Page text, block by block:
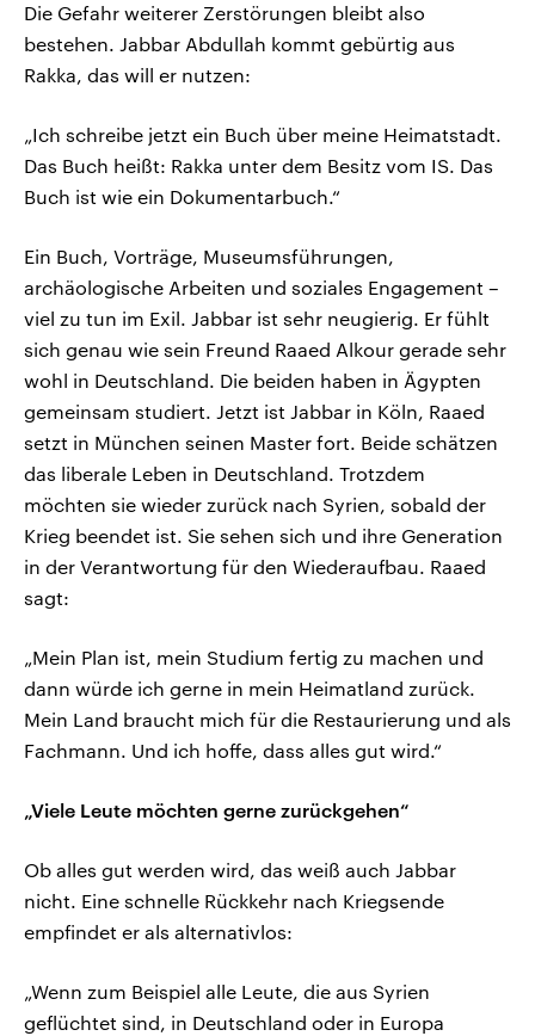
Die Gefahr weiterer Zerstörungen bleibt also
bestehen. Jabbar Abdullah kommt gebürtig aus
Rakka, das will er nutzen:
„Ich schreibe jetzt ein Buch über meine Heimatstadt.
Das Buch heißt: Rakka unter dem Besitz vom IS. Das
Buch ist wie ein Dokumentarbuch.“
Ein Buch, Vorträge, Museumsführungen,
archäologische Arbeiten und soziales Engagement –
viel zu tun im Exil. Jabbar ist sehr neugierig. Er fühlt
sich genau wie sein Freund Raaed Alkour gerade sehr
wohl in Deutschland. Die beiden haben in Ägypten
gemeinsam studiert. Jetzt ist Jabbar in Köln, Raaed
setzt in München seinen Master fort. Beide schätzen
das liberale Leben in Deutschland. Trotzdem
möchten sie wieder zurück nach Syrien, sobald der
Krieg beendet ist. Sie sehen sich und ihre Generation
in der Verantwortung für den Wiederaufbau. Raaed
sagt:
„Mein Plan ist, mein Studium fertig zu machen und
dann würde ich gerne in mein Heimatland zurück.
Mein Land braucht mich für die Restaurierung und als
Fachmann. Und ich hoffe, dass alles gut wird.“
„Viele Leute möchten gerne zurückgehen“
Ob alles gut werden wird, das weiß auch Jabbar
nicht. Eine schnelle Rückkehr nach Kriegsende
empfindet er als alternativlos:
„Wenn zum Beispiel alle Leute, die aus Syrien
geflüchtet sind, in Deutschland oder in Europa